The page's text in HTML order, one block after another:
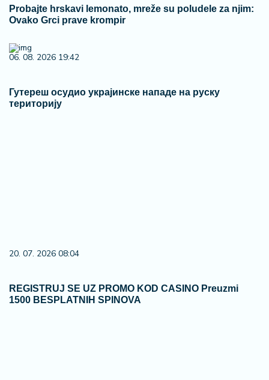
Probajte hrskavi lemonato, mreže su poludele za njim:
Ovako Grci prave krompir
06. 08. 2026 19:42
Гутереш осудио украјинске нападе на руску
територију
20. 07. 2026 08:04
REGISTRUJ SE UZ PROMO KOD CASINO Preuzmi
1500 BESPLATNIH SPINOVA